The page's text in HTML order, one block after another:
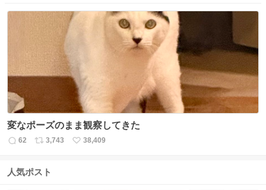
ス
数
ね
数
変なポーズのまま観察してきた
返
数
62
リ
ス
3,743
い
38,409
人気ポスト